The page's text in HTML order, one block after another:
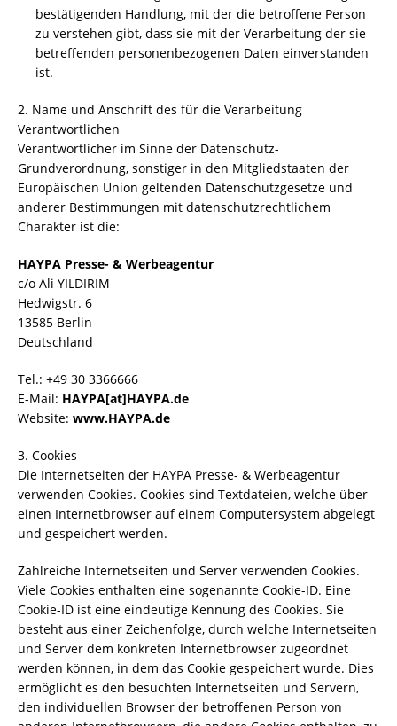
bestätigenden Handlung, mit der die betroffene Person
zu verstehen gibt, dass sie mit der Verarbeitung der sie
betreffenden personenbezogenen Daten einverstanden
ist.
2. Name und Anschrift des für die Verarbeitung
Verantwortlichen
Verantwortlicher im Sinne der Datenschutz-
Grundverordnung, sonstiger in den Mitgliedstaaten der
Europäischen Union geltenden Datenschutzgesetze und
anderer Bestimmungen mit datenschutzrechtlichem
Charakter ist die:
HAYPA Presse- & Werbeagentur
c/o Ali YILDIRIM
Hedwigstr. 6
13585 Berlin
Deutschland
Tel.: +49 30 3366666
E-Mail: HAYPA[at]HAYPA.de
Website: www.HAYPA.de
3. Cookies
Die Internetseiten der HAYPA Presse- & Werbeagentur
verwenden Cookies. Cookies sind Textdateien, welche über
einen Internetbrowser auf einem Computersystem abgelegt
und gespeichert werden.
Zahlreiche Internetseiten und Server verwenden Cookies.
Viele Cookies enthalten eine sogenannte Cookie-ID. Eine
Cookie-ID ist eine eindeutige Kennung des Cookies. Sie
besteht aus einer Zeichenfolge, durch welche Internetseiten
und Server dem konkreten Internetbrowser zugeordnet
werden können, in dem das Cookie gespeichert wurde. Dies
ermöglicht es den besuchten Internetseiten und Servern,
den individuellen Browser der betroffenen Person von